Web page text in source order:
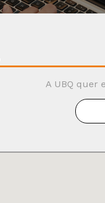
A UBQ quer